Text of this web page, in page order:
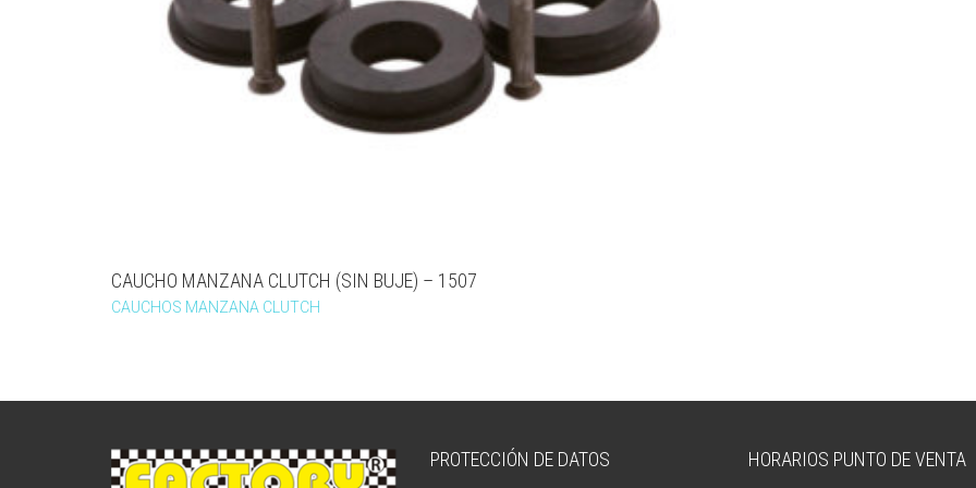
CAUCHO MANZANA CLUTCH (SIN BUJE) – 1507
CAUCHOS MANZANA CLUTCH
PROTECCIÓN DE DATOS HORARIOS PUNTO DE VENTA